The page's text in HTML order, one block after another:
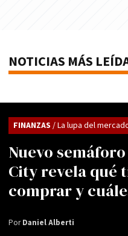
NOTICIAS MÁS
Nuevo
City revela qué
comprar y
FINANZAS / La lupa del
PorDaniel Alberti